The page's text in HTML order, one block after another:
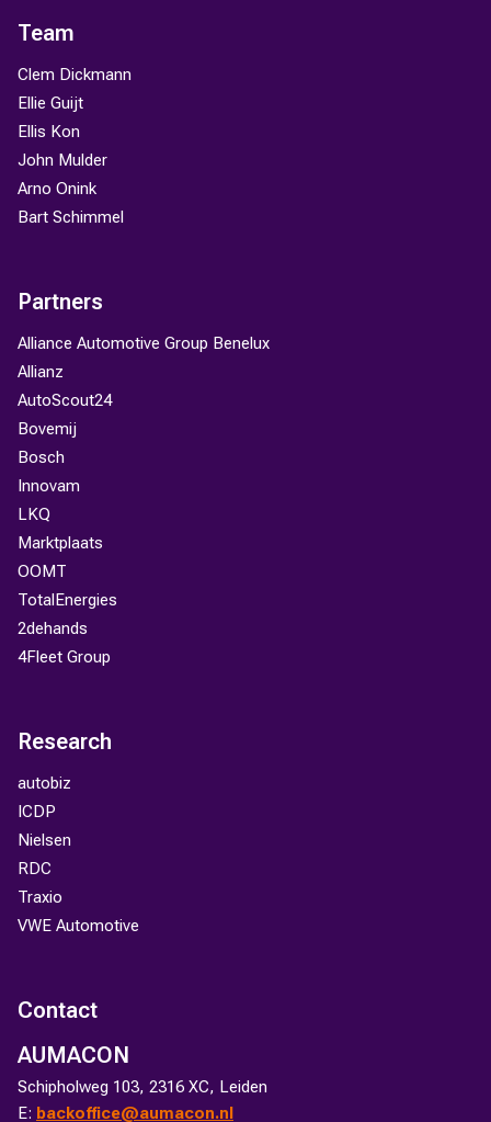
Team
Clem Dickmann
Ellie Guijt
Ellis Kon
John Mulder
Arno Onink
Bart Schimmel
Partners
Alliance Automotive Group Benelux
Allianz
AutoScout24
Bovemij
Bosch
Innovam
LKQ
Marktplaats
OOMT
TotalEnergies
2dehands
4Fleet Group
Research
autobiz
ICDP
Nielsen
RDC
Traxio
VWE Automotive
Contact
AUMACON
Schipholweg 103, 2316 XC, Leiden
E: backoffice@aumacon.nl